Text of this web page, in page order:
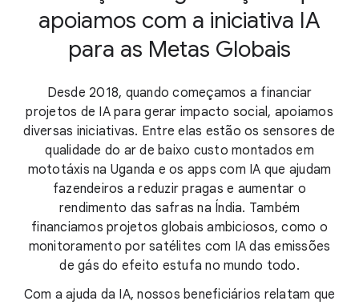
apoiamos com a iniciativa IA
para as Metas Globais
Desde 2018, quando começamos a financiar
projetos de IA para gerar impacto social, apoiamos
diversas iniciativas. Entre elas estão os sensores de
qualidade do ar de baixo custo montados em
mototáxis na Uganda e os apps com IA que ajudam
fazendeiros a reduzir pragas e aumentar o
rendimento das safras na Índia. Também
financiamos projetos globais ambiciosos, como o
monitoramento por satélites com IA das emissões
de gás do efeito estufa no mundo todo.
Com a ajuda da IA, nossos beneficiários relatam que